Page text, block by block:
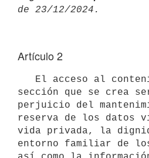
Artículo 2
sección que se crea
perjuicio del
reserva de los datos
vida privada, la
entorno familiar de